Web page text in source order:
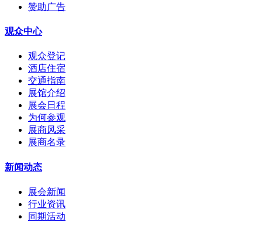
赞助广告
观众中心
观众登记
酒店住宿
交通指南
展馆介绍
展会日程
为何参观
展商风采
展商名录
新闻动态
展会新闻
行业资讯
同期活动